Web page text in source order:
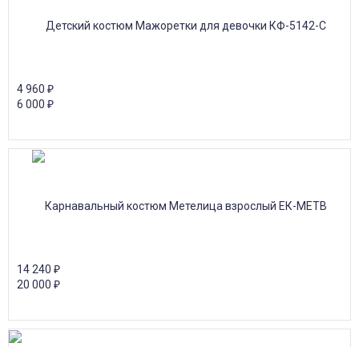
4 960 ₽
6 000 ₽
14 240 ₽
20 000 ₽